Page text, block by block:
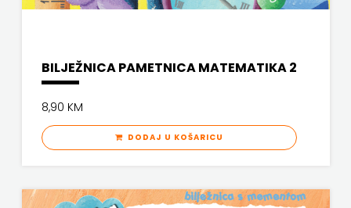
media
grupa
d.o.o.
BILJEŽNICA PAMETNICA MATEMATIKA 2
8,90 KM
DODAJ U KOŠARICU